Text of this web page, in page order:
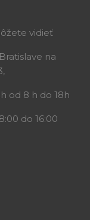
vidieť
na
od 8 h do 18h
do 16:00